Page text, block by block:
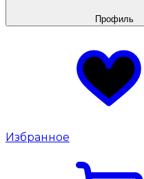
Профиль
Избранное